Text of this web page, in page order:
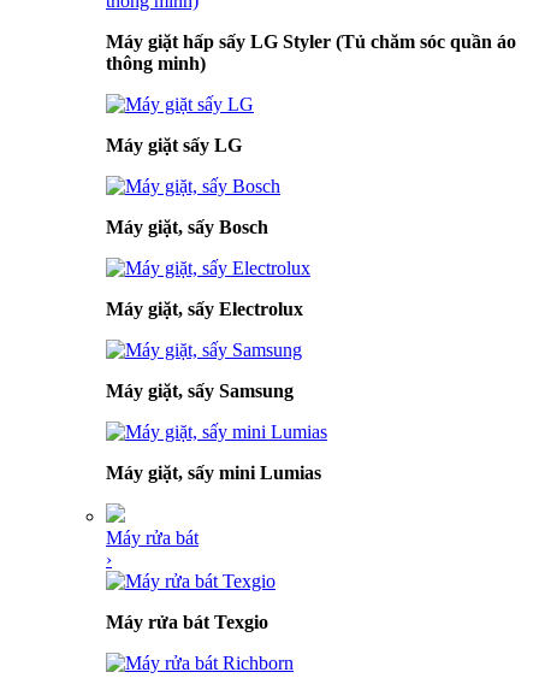
Máy giặt hấp sấy LG Styler (Tủ chăm sóc quần áo
thông minh)
Máy giặt sấy LG
Máy giặt, sấy Bosch
Máy giặt, sấy Electrolux
Máy giặt, sấy Samsung
Máy giặt, sấy mini Lumias
Máy rửa bát
›
Máy rửa bát Texgio